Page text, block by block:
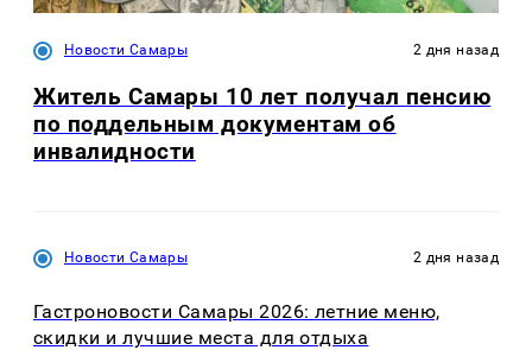
Новости Самары 2 дня назад
Житель Самары 10 лет получал пенсию
по поддельным документам об
инвалидности
Новости Самары 2 дня назад
Гастроновости Самары 2026: летние меню,
скидки и лучшие места для отдыха